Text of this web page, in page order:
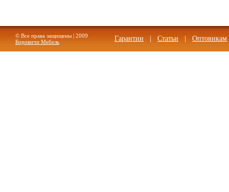
© Все права защищены | 2009
Боровичи Мебель
Гарантии Статьи Оптовикам